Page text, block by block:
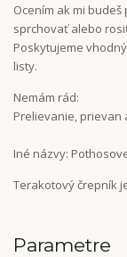
Ocením ak mi
sprchovať alebo
Poskytujeme
listy.
Nemám rád:
Prelievanie, prievan
Iné názvy:
Terakotový črepník
Parametre